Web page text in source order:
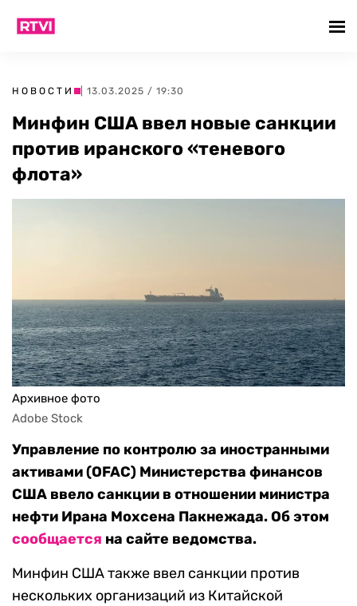
НОВОСТИ | 13.03.2025 / 19:30
Минфин США ввел новые санкции
против иранского «теневого
флота»
Архивное фото
Adobe Stock
Управление по контролю за иностранными
активами (OFAC) Министерства финансов
США ввело санкции в отношении министра
нефти Ирана Мохсена Пакнежада. Об этом
сообщается на сайте ведомства.
Минфин США также ввел санкции против
нескольких организаций из Китайской